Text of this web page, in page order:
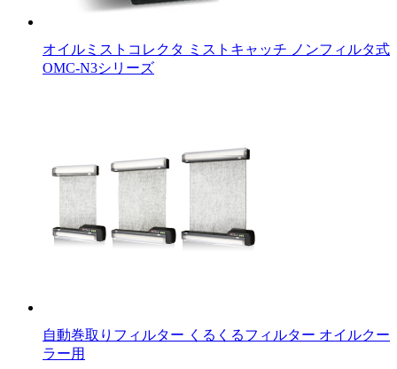
オイルミストコレクタ ミストキャッチ ノンフィルタ式
OMC-N3シリーズ
自動巻取りフィルター くるくるフィルター オイルクー
ラー用